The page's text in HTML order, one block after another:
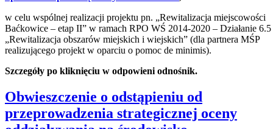
w celu wspólnej realizacji projektu pn. „Rewitalizacja miejscowości
Baćkowice – etap II” w ramach RPO WŚ 2014-2020 – Działanie 6.5
„Rewitalizacja obszarów miejskich i wiejskich” (dla partnera MŚP
realizującego projekt w oparciu o pomoc de minimis).
Szczegóły po kliknięciu w odpowieni odnośnik.
Obwieszczenie o odstąpieniu od
przeprowadzenia strategicznej oceny